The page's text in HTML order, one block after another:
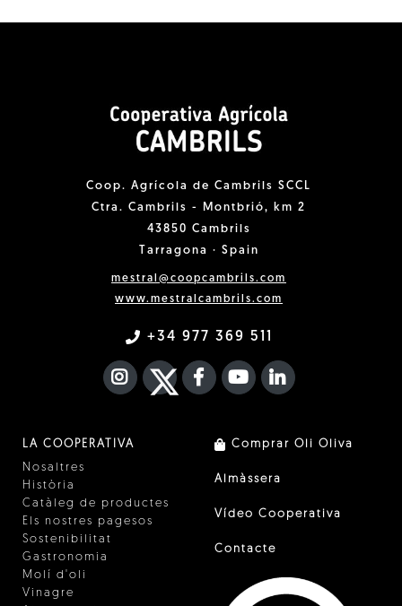
Coop. Agrícola de Cambrils SCCL
Ctra. Cambrils - Montbrió, km 2
43850 Cambrils
Tarragona · Spain
mestral@coopcambrils.com
www.mestralcambrils.com
+34 977 369 511
INSTAGRAM
TWITTER
FACEBOOK F
YOUTUBEFA LINKEDIN
LA COOPERATIVA
Nosaltres
Història
Catàleg de productes
Els nostres pagesos
Sostenibilitat
Gastronomia
Molí d'oli
Vinagre
Comprar Oli Oliva
Almàssera
Vídeo Cooperativa
Contacte